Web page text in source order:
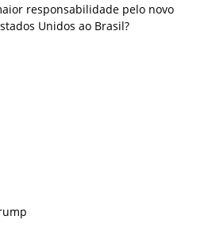
responsabilidade pelo novo
Unidos ao Brasil?